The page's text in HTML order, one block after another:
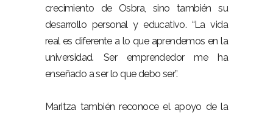
crecimiento de Osbra, sino también su
desarrollo personal y educativo. “La vida
real es diferente a lo que aprendemos en la
universidad. Ser emprendedor me ha
enseñado a ser lo que debo ser”.
Maritza también reconoce el apoyo de la